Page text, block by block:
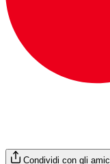
Condividi con gli